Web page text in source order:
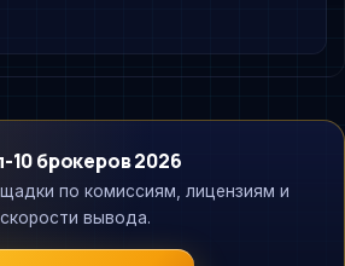
10 брокеров 2026
по комиссиям, лицензиям и
скорости вывода.